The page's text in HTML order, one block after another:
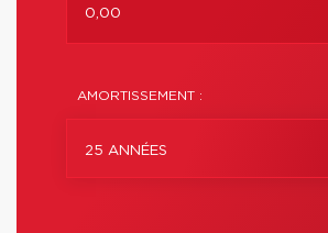
AMORTISSEMENT :
25 ANNÉES